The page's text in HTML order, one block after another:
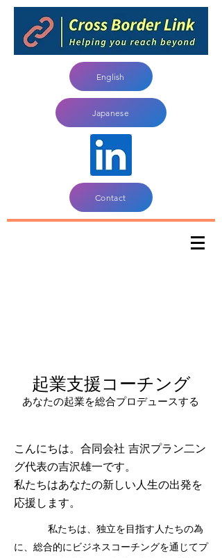
English
Japanese
Contact
起業支援コーチング
​あなたの起業を総合プロデュースする
こんにちは。合同会社 吉沢プラン二ン
グ代表の吉沢雄一です。
私たちはあなたの新しい人生の出発を
応援します。
私たちは、独立を目指す人たちの為
に、総合的にビジネスコーチングを通じてプ